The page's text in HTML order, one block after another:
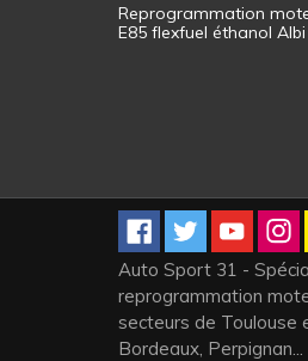
Reprogrammation
E85 flexfuel éthanol Albi
Auto Sport 31 -
reprogrammation
secteurs de Toulouse
Bordeaux, Perpignan...